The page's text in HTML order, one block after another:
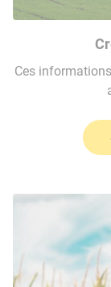
Ces